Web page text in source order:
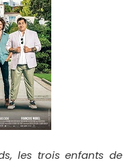
les trois enfants de